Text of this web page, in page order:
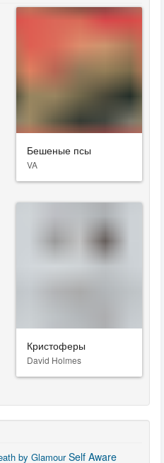
Бешеные псы
VA
Кристоферы
David Holmes
by Glamour Self Aware